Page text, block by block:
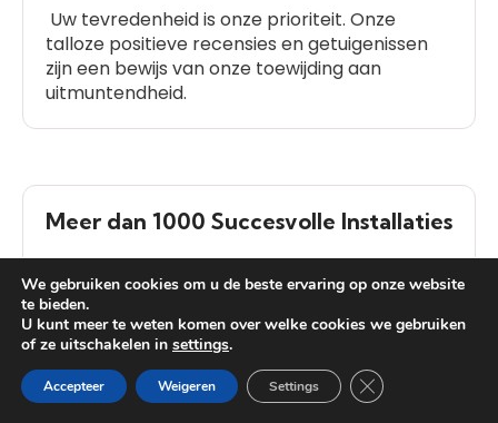
Uw tevredenheid is onze prioriteit. Onze
talloze positieve recensies en getuigenissen
zijn een bewijs van onze toewijding aan
uitmuntendheid.
Meer dan 1000 Succesvolle Installaties
We hebben meer dan 1000 succesvolle
installaties voltooid, wat getuigt van onze
ervaring en betrouwbaarheid in de branche.
We gebruiken cookies om u de beste ervaring op onze website
te bieden.
U kunt meer te weten komen over welke cookies we gebruiken
of ze uitschakelen in settings.
Accepteer Weigeren Settings Close GDPR